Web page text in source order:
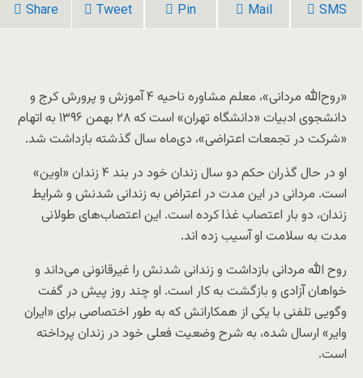
Share Tweet Pin Mail SMS
«روح‌الله مردانی»، معلم مشاوره ناحیه ۴ آموزش و پرورش کرج و
دانشجوی ادبیات «دانشگاه تهران» است که ۲۸ بهمن ۱۳۹۶ به اتهام
«شرکت در تجمعات اعتراضی»، دی‌ماه سال گذشته بازداشت شد.
او در حال گذران حکم دو سال زندان خود در بند ۴ زندان «اوین»
است. مردانی در این مدت در اعتراض به زندانی شدنش و شرایط
زندان، دو بار اعتصاب غذا کرده است. این اعتصا‌ب‌های طولانی
مدت به سلامت او آسیب زده اند.
روح الله مردانی بازداشت و زندانی شدنش را غیرقانونی می‌داند و
خواهان آزادی و بازگشت به کار است. او چند روز پیش در گفت
وگویی تلفنی با یکی از همکارانش که به طور اختصاصی برای «ایران
وایر» ارسال شده، به شرح وضعیت فعلی خود در زندان پرداخته
است.